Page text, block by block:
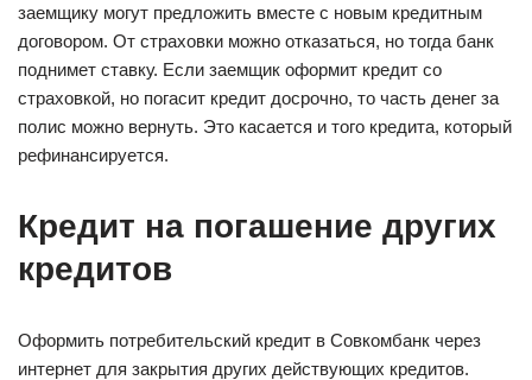
заемщику могут предложить вместе с новым кредитным
договором. От страховки можно отказаться, но тогда банк
поднимет ставку. Если заемщик оформит кредит со
страховкой, но погасит кредит досрочно, то часть денег за
полис можно вернуть. Это касается и того кредита, который
рефинансируется.
Кредит на погашение других
кредитов
Оформить потребительский кредит в Совкомбанк через
интернет для закрытия других действующих кредитов.